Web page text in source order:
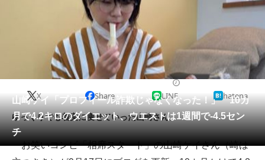
クイズ
地域
教育・育児
リサーチ
会員記事
メディア
注目記事を集めた総合ページ
山崎ケイ「プロフィール詐欺じゃなくなった！」 10カ
月で4.2キロのダイエット、ウエストは1週間で-4.5セン
チ
X Share LINE hatena
ゆっくりでも着実に痩せていった山崎さん。
お笑いコンビ「相席スタート」の山崎ケイさん（崎は